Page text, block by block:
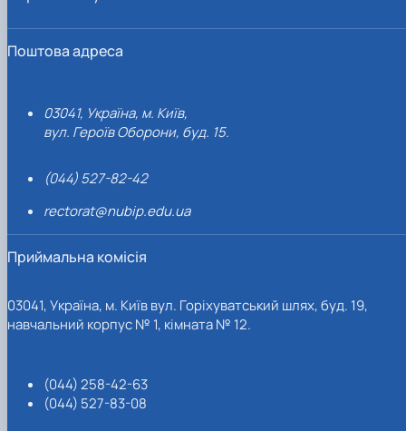
Поштова адреса
03041, Україна, м. Київ,
вул. Героїв Оборони, буд. 15.
(044) 527-82-42
rectorat@nubip.edu.ua
Приймальна комісія
03041, Україна, м. Київ вул. Горіхуватський шлях, буд. 19,
навчальний корпус № 1, кімната № 12.
(044) 258-42-63
(044) 527-83-08